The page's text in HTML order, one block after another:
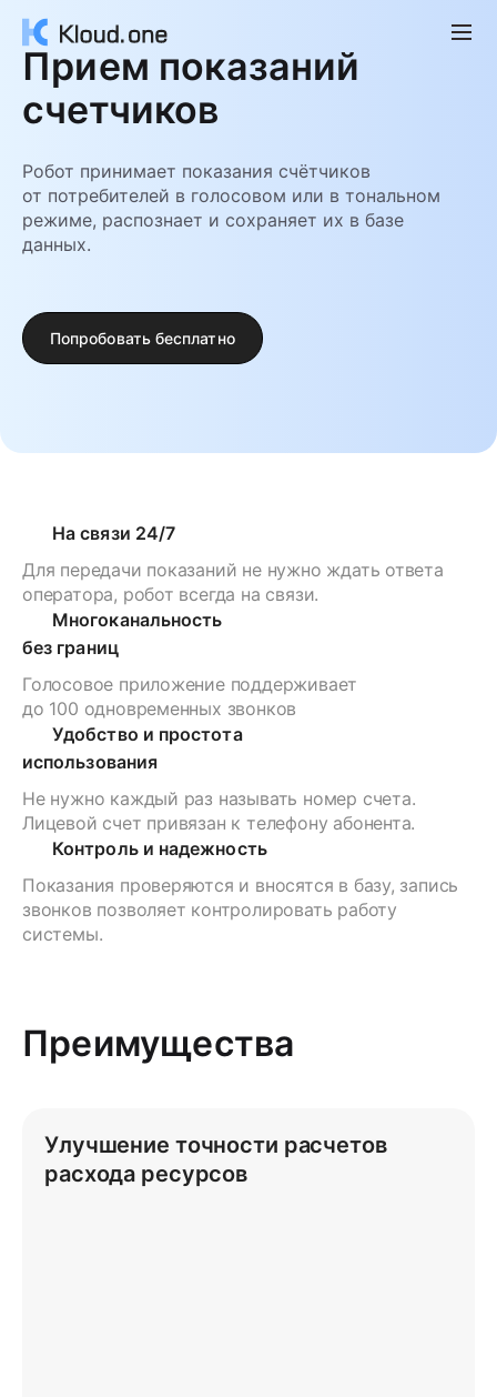
Прием показаний
счетчиков
Робот принимает показания счётчиков
от потребителей в голосовом или в тональном
режиме, распознает и сохраняет их в базе
данных.
Попробовать бесплатно
На связи 24/7
Для передачи показаний не нужно ждать ответа
оператора, робот всегда на связи.
Многоканальность
без границ
Голосовое приложение поддерживает
до 100 одновременных звонков
Удобство и простота
использования
Не нужно каждый раз называть номер счета.
Лицевой счет привязан к телефону абонента.
Контроль и надежность
Показания проверяются и вносятся в базу, запись
звонков позволяет контролировать работу
системы.
Преимущества
Улучшение точности расчетов
расхода ресурсов